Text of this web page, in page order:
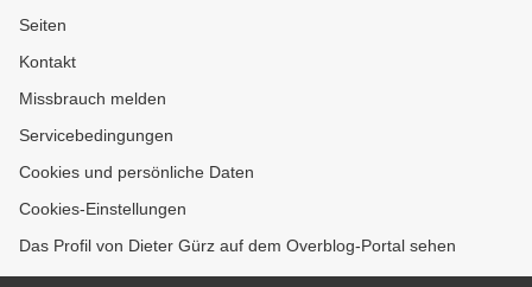
Seiten
Kontakt
Missbrauch melden
Servicebedingungen
Cookies und persönliche Daten
Cookies-Einstellungen
Das Profil von Dieter Gürz auf dem Overblog-Portal sehen